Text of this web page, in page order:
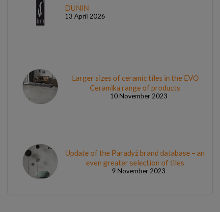
DUNIN
13 April 2026
Larger sizes of ceramic tiles in the EVO
Ceramika range of products
10 November 2023
Update of the Paradyż brand database – an
even greater selection of tiles
9 November 2023